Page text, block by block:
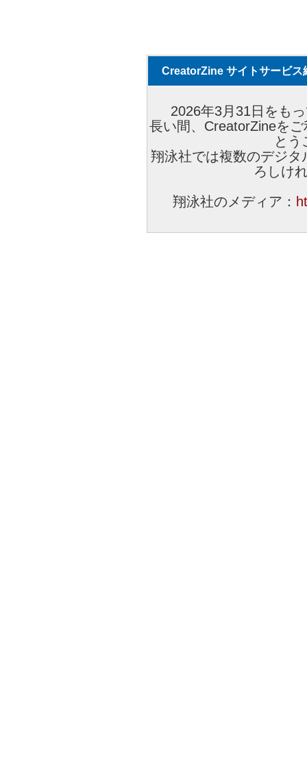
CreatorZine サイトサービス
2026年3月31日をも
長い間、CreatorZineを
とう
翔泳社では複数のデジ
ろしけ
翔泳社のメディア：